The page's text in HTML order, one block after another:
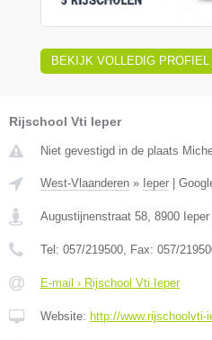
BEKIJK VOLLEDIG PROFIEL
Rijschool Vti Ieper
Niet gevestigd in de plaats
West-Vlaanderen » Ieper
Augustijnenstraat 58, 8900 Ieper
Tel: 057/219500, Fax: 057/
E-mail › Rijschool Vti Ieper
Website: http://www.rijschoolvti-